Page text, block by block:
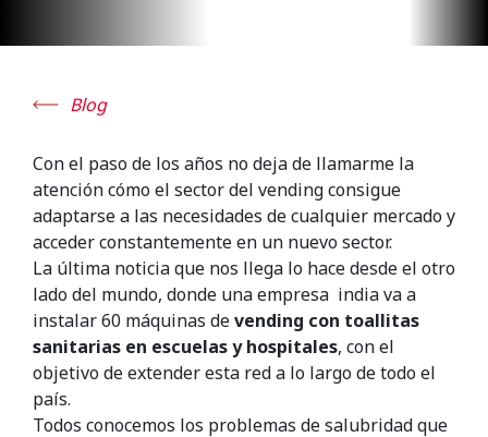
Blog
Con el paso de los años no deja de llamarme la
atención cómo el sector del vending consigue
adaptarse a las necesidades de cualquier mercado y
acceder constantemente en un nuevo sector.
La última noticia que nos llega lo hace desde el otro
lado del mundo, donde una empresa india va a
instalar 60 máquinas devending con toallitas
sanitarias en escuelas y hospitales, con el
objetivo de extender esta red a lo largo de todo el
país.
Todos conocemos los problemas de salubridad que